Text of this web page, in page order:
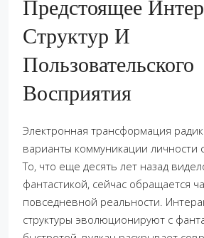
Предстоящее
Структур И
Пользовательского
Восприятия
Электронная трансформация
варианты коммуникации личности
То, что еще десять лет назад
фантастикой, сейчас обращается
повседневной реальности.
структуры эволюционируют с